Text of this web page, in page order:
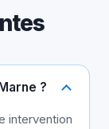
?
intervention